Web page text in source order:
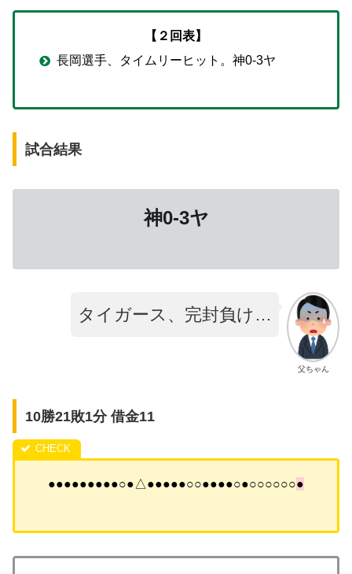
【２回表】
長岡選手、タイムリーヒット。神0-3ヤ
試合結果
神0-3ヤ
父ちゃん
タイガース、完封負け…
10勝21敗1分 借金11
●●●●●●●●●○●△●●●●●○○●●●●○●○○○○○○●